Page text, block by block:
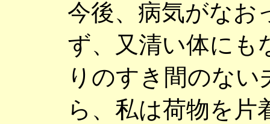
今後、病気がなお
ず、又清い体にも
りのすき間のな
ら、私は荷物を片